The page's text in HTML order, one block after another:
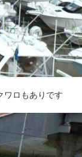
ワロもありです